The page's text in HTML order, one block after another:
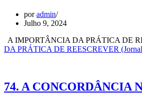
poradmin
Julho 9, 2024
A IMPORTÂNCIA DA PRÁTICA DE
DA PRÁTICA DE REESCREVER
74. A CONCORDÂNCIA